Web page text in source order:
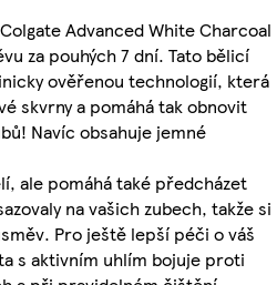
Advanced White Charcoal
za pouhých 7 dní. Tato bělicí
ověřenou technologií, která
skvrny a pomáhá tak obnovit
Navíc obsahuje jemné
ale pomáhá také předcházet
na vašich zubech, takže si
Pro ještě lepší péči o váš
s aktivním uhlím bojuje proti